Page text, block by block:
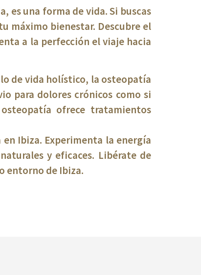
es una forma de vida. Si buscas
máximo bienestar. Descubre el
a la perfección el viaje hacia
de vida holístico, la osteopatía
para dolores crónicos como si
ofrece tratamientos
Ibiza. Experimenta la energía
y eficaces. Libérate de
entorno de Ibiza.